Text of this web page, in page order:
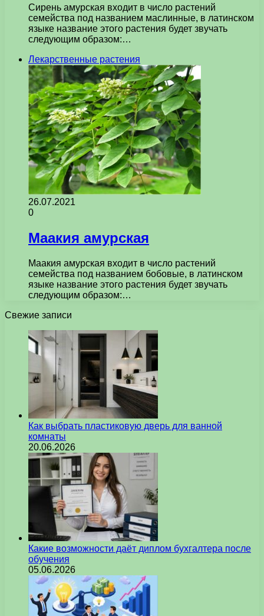
Сирень амурская входит в число растений
семейства под названием маслинные, в латинском
языке название этого растения будет звучать
следующим образом:…
Лекарственные растения
26.07.2021
0
Маакия амурская
Маакия амурская входит в число растений
семейства под названием бобовые, в латинском
языке название этого растения будет звучать
следующим образом:…
Свежие записи
Как выбрать пластиковую дверь для ванной
комнаты
20.06.2026
Какие возможности даёт диплом бухгалтера после
обучения
05.06.2026